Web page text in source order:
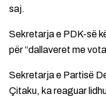
saj.
Sekretarja e PDK-së
për “dallaveret me
Sekretarja e Partisë
Çitaku, ka reaguar